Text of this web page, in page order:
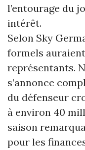
l’entourage du
intérêt.
Selon Sky
formels
représentants.
s’annonce
du défenseur
à environ 40
saison
pour les